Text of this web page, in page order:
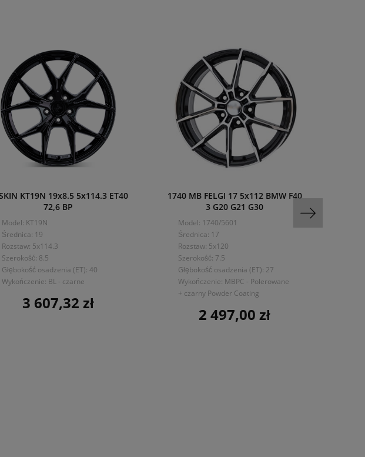
KT19N 19x8.5 5x114.3 ET40
72,6 BP
Model: KT19N
Średnica: 19
Rozstaw: 5x114.3
Szerokość: 8.5
Głębokość osadzenia (ET): 40
Wykończenie: BL - czarne
Cena
3 607,32 zł
1740 MB FELGI 17 5x112 BMW F40
3 G20 G21 G30
Model: 1740/5601
Średnica: 17
Rozstaw: 5x120
Szerokość: 7.5
Głębokość osadzenia (ET): 27
Wykończenie: MBPC - Polerowane
+ czarny Powder Coating
Cena
2 497,00 zł